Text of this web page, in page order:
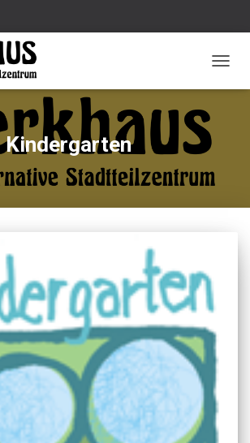
Kindergarten